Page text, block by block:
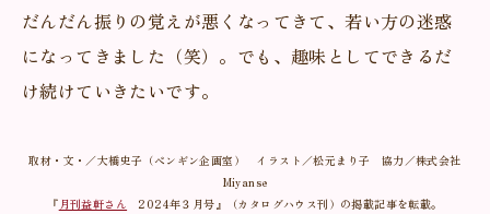
だんだん振りの覚えが悪くなってきて、若い方の迷惑
になってきました（笑）。でも、趣味としてできるだ
け続けていきたいです。
取材・文・／大橋史子（ペンギン企画室） イラスト／松元まり子 協力／株式会社
Miyanse
『 月刊益軒さん 2024年３月号』（カタログハウス刊）の掲載記事を転載。